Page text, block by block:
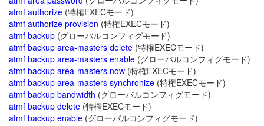
atmf authorize (特権EXECモード)
atmf authorize provision (特権EXECモード)
atmf backup (グローバルコンフィグモード)
atmf backup area-masters delete (特権EXECモード)
atmf backup area-masters enable (グローバルコンフィグモード)
atmf backup area-masters now (特権EXECモード)
atmf backup area-masters synchronize (特権EXECモード)
atmf backup bandwidth (グローバルコンフィグモード)
atmf backup delete (特権EXECモード)
atmf backup enable (グローバルコンフィグモード)